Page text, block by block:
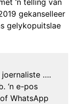
gekanselleer
gelykopuitslae
joernaliste ….
‘n e-pos
of WhatsApp